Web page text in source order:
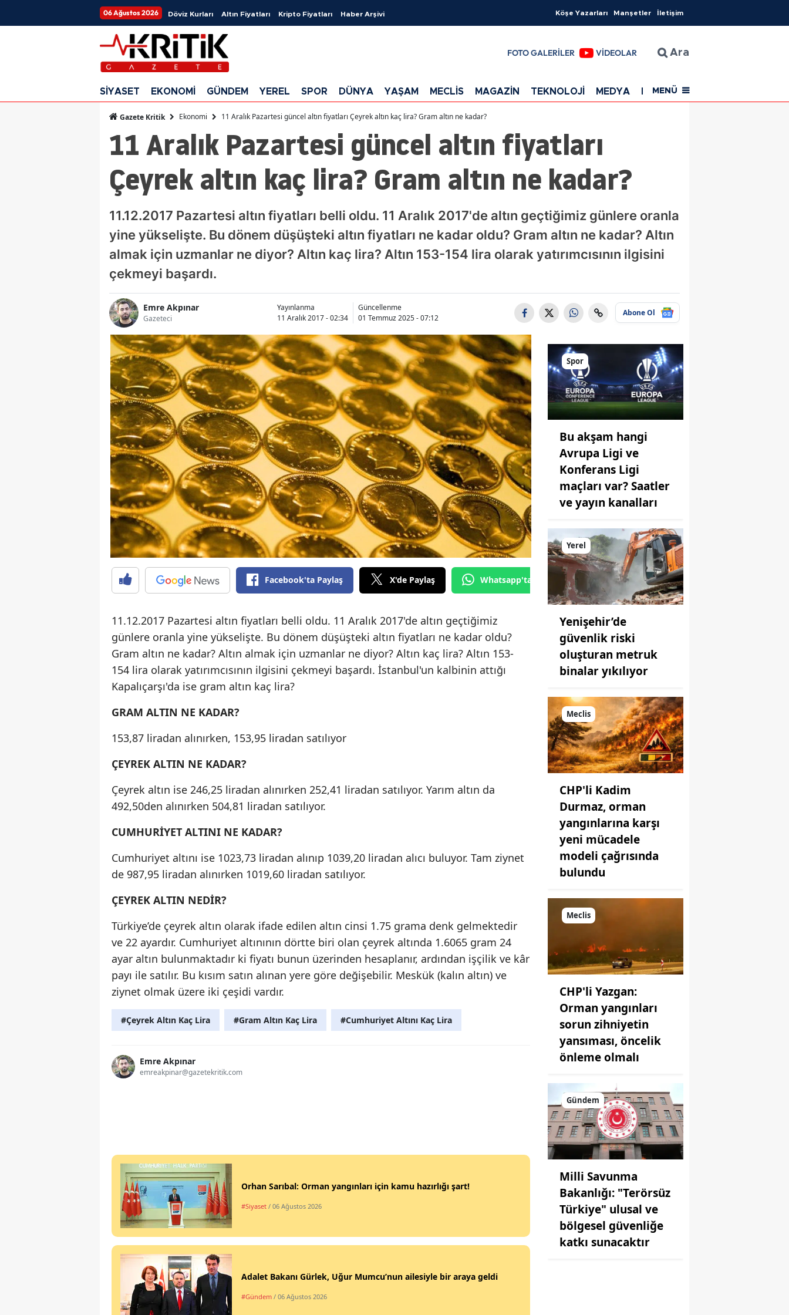
06 Ağustos 2026 Döviz Kurları Altın Fiyatları Kripto Fiyatları Haber Arşivi Köşe Yazarları Manşetler İletişim
FOTO GALERİLER VİDEOLAR Ara
SİYASET EKONOMİ GÜNDEM YEREL SPOR DÜNYA YAŞAM MECLİS MAGAZİN TEKNOLOJİ MEDYA EĞİTİM SAĞLIK
MENÜ
Gazete Kritik Ekonomi 11 Aralık Pazartesi güncel altın fiyatları Çeyrek altın kaç lira? Gram altın ne kadar?
11 Aralık Pazartesi güncel altın fiyatları
Çeyrek altın kaç lira? Gram altın ne kadar?
11.12.2017 Pazartesi altın fiyatları belli oldu. 11 Aralık 2017'de altın geçtiğimiz günlere oranla
yine yükselişte. Bu dönem düşüşteki altın fiyatları ne kadar oldu? Gram altın ne kadar? Altın
almak için uzmanlar ne diyor? Altın kaç lira? Altın 153-154 lira olarak yatırımcısının ilgisini
çekmeyi başardı.
Emre Akpınar
Gazeteci
Yayınlanma
11 Aralık 2017 - 02:34
Güncellenme
01 Temmuz 2025 - 07:12
Abone Ol
Facebook'ta Paylaş X'de Paylaş Whatsapp'tan Gönder
11.12.2017 Pazartesi altın fiyatları belli oldu. 11 Aralık 2017'de altın geçtiğimiz
günlere oranla yine yükselişte. Bu dönem düşüşteki altın fiyatları ne kadar oldu?
Gram altın ne kadar? Altın almak için uzmanlar ne diyor? Altın kaç lira? Altın 153-
154 lira olarak yatırımcısının ilgisini çekmeyi başardı. İstanbul'un kalbinin attığı
Kapalıçarşı'da ise gram altın kaç lira?
GRAM ALTIN NE KADAR?
153,87 liradan alınırken, 153,95 liradan satılıyor
ÇEYREK ALTIN NE KADAR?
Çeyrek altın ise 246,25 liradan alınırken 252,41 liradan satılıyor. Yarım altın da
492,50den alınırken 504,81 liradan satılıyor.
CUMHURİYET ALTINI NE KADAR?
Cumhuriyet altını ise 1023,73 liradan alınıp 1039,20 liradan alıcı buluyor. Tam ziynet
de 987,95 liradan alınırken 1019,60 liradan satılıyor.
ÇEYREK ALTIN NEDİR?
Türkiye’de çeyrek altın olarak ifade edilen altın cinsi 1.75 grama denk gelmektedir
ve 22 ayardır. Cumhuriyet altınının dörtte biri olan çeyrek altında 1.6065 gram 24
ayar altın bulunmaktadır ki fiyatı bunun üzerinden hesaplanır, ardından işçilik ve kâr
payı ile satılır. Bu kısım satın alınan yere göre değişebilir. Meskük (kalın altın) ve
ziynet olmak üzere iki çeşidi vardır.
#Çeyrek Altın Kaç Lira #Gram Altın Kaç Lira #Cumhuriyet Altını Kaç Lira
Emre Akpınar
emreakpinar@gazetekritik.com
Orhan Sarıbal: Orman yangınları için kamu hazırlığı şart!
#Siyaset / 06 Ağustos 2026
Adalet Bakanı Gürlek, Uğur Mumcu’nun ailesiyle bir araya geldi
#Gündem / 06 Ağustos 2026
Spor
Bu akşam hangi
Avrupa Ligi ve
Konferans Ligi
maçları var? Saatler
ve yayın kanalları
Yerel
Yenişehir’de
güvenlik riski
oluşturan metruk
binalar yıkılıyor
Meclis
CHP'li Kadim
Durmaz, orman
yangınlarına karşı
yeni mücadele
modeli çağrısında
bulundu
Meclis
CHP'li Yazgan:
Orman yangınları
sorun zihniyetin
yansıması, öncelik
önleme olmalı
Gündem
Milli Savunma
Bakanlığı: "Terörsüz
Türkiye" ulusal ve
bölgesel güvenliğe
katkı sunacaktır